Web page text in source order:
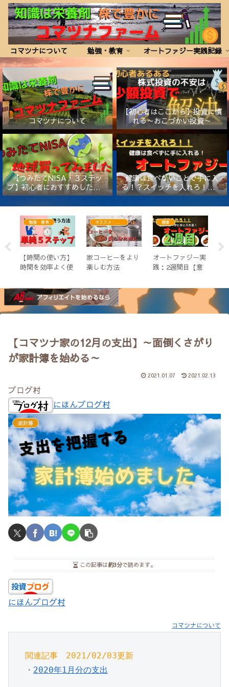
コマツナについて 勉強・教育 オートファジー実践記録
コマツナについて
【初心者はここから】投資に慣
れる～おこづかい投資～
【つみたてNISA・３ステッ
プ】初心者におすすめしたい証
券会社と商品
健康は食べないことで手に入
る！？スイッチを入れろ！【オ
ートファジー】
勉強・教育
【時間の使い方】
時間を効率よく使
テップ
オススメ・便利アイテム
家コーヒーをより
楽しむ方法
健康
オートファジー実
践：2週間目【意
が！？】
変
【コマツナ家の12月の支出】～面倒くさがり
が家計簿を始める～
2021.01.07 2021.02.13
ブログ村
にほんブログ村
家計簿
この記事は約3分で読めます。
にほんブログ村
コマツナについて
関連記事　2021/02/03更新
・ 2020年1月分の支出